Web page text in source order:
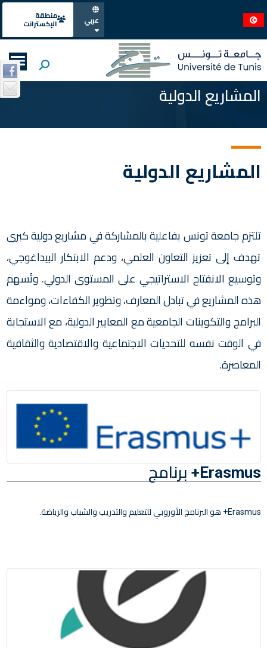
عربي
منطقة
الإكسترانت
المشاريع الدولية
المشاريع الدولية
تلتزم جامعة تونس بفاعلية بالمشاركة في مشاريع دولية كبرى
تهدف إلى تعزيز التعاون العلمي، ودعم الابتكار البيداغوجي،
وتوسيع الانفتاح الاستراتيجي على المستوى الدولي. وتُسهم
هذه المشاريع في تبادل المعارف، وتطوير الكفاءات، ومواءمة
البرامج والتكوينات الجامعية مع المعايير الدولية، مع الاستجابة
في الوقت نفسه للتحديات الاجتماعية والاقتصادية والثقافية
المعاصرة.
Erasmus+ برنامج
Erasmus+ هو البرنامج الأوروبي للتعليم والتدريب والشباب والرياضة.